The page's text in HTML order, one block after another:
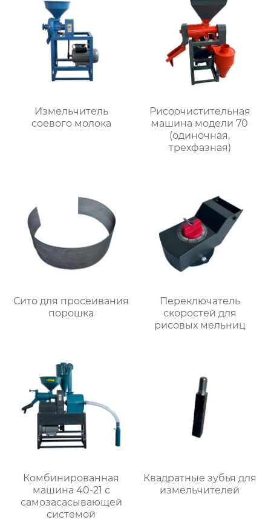
Измельчитель
соевого молока
Рисоочистительная
машина модели 70
(одиночная,
трехфазная)
Сито для просеивания
порошка
Переключатель
скоростей для
рисовых мельниц
Комбинированная
машина 40-21 с
самозасасывающей
системой
Квадратные зубья для
измельчителей